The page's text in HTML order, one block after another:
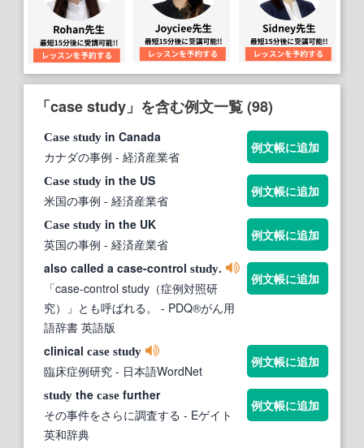
「case study」を含む例文一覧 (98)
Case study in Canada
カナダの事例 - 経済産業省
例文帳に追加
Case study in the US
米国の事例 - 経済産業省
例文帳に追加
Case study in the UK
英国の事例 - 経済産業省
例文帳に追加
also called a case-control study.
「case-control study（症例対照研
究）」とも呼ばれる。
- PDQ®がん用
語辞書 英語版
例文帳に追加
clinical case study
臨床症例研究 - 日本語WordNet
例文帳に追加
study the case further
その事件をさらに調査する - Eゲイト
英和辞典
例文帳に追加